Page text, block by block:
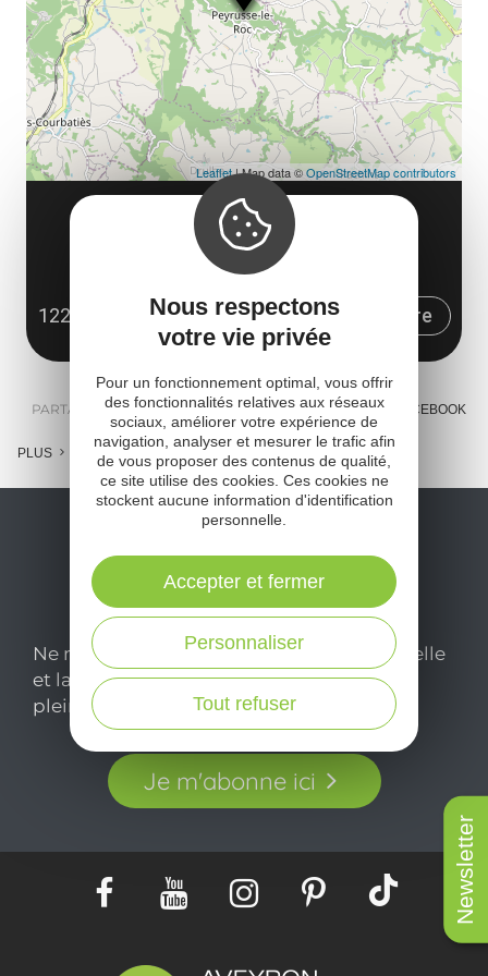
Newsletter
POINT INFO TOURISME
Le rempart
4 place des 13 vents
12220 Peyrusse-le-Roc
Obtenir l'itinéraire
Leaflet| Map data ©OpenStreetMap contributors
PARTAGER : E-MAIL MESSENGER FACEBOOK
PLUS
Ne manquez pas notre newsletter mensuelle
et laissez-vous inspirer pour profiter
pleinement de votre séjour en Aveyron.
Je m'abonne ici
Nous respectons
votre vie privée
Pour un fonctionnement optimal, vous offrir
des fonctionnalités relatives aux réseaux
sociaux, améliorer votre expérience de
navigation, analyser et mesurer le trafic afin
de vous proposer des contenus de qualité,
ce site utilise des cookies. Ces cookies ne
stockent aucune information d'identification
personnelle.
Tout refuser
Personnaliser
Accepter et fermer